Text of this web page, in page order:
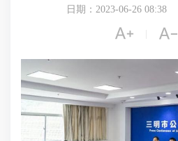
日期：2023-06-26 08:38
 